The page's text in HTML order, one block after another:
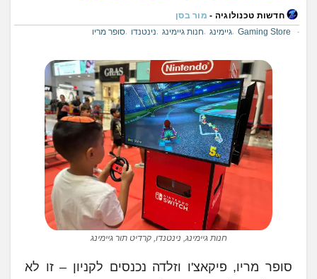
חדשות טכנולוגיה - מור בסן
Gaming Store גיימינג חנות גיימינג נינטנדו סופר מריו
חנות גיימינג, נינטנדו, קרדיט תור גיימינג
סופר מריו, פיקאצ'ו וזלדה נכנסים לקניון – זו לא